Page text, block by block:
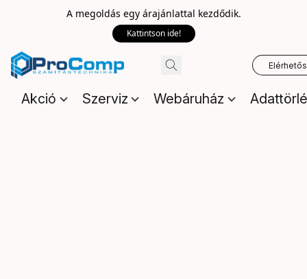
A megoldás egy árajánlattal kezdődik.
Kattintson ide!
Akció Szerviz Webáruház